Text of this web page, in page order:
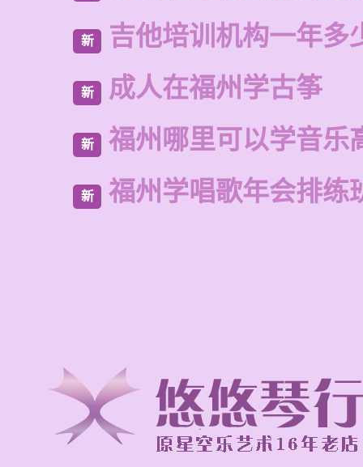
新 吉他培训机构一年多
新 成人在福州学古筝
新 福州哪里可以学音乐
新 福州学唱歌年会排练